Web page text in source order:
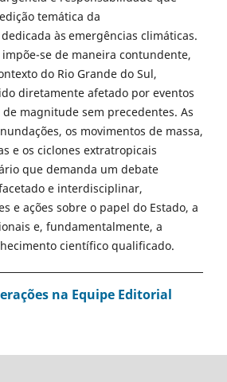
temática da
dedicada às emergências climáticas.
se de maneira contundente,
do Rio Grande do Sul,
diretamente afetado por eventos
magnitude sem precedentes. As
os movimentos de massa,
e os ciclones extratropicais
que demanda um debate
e interdisciplinar,
e ações sobre o papel do Estado, a
e, fundamentalmente, a
científico qualificado.
na Equipe Editorial